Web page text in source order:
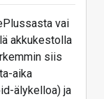
vai
akkukestolla
siis
aika
älykelloa) ja